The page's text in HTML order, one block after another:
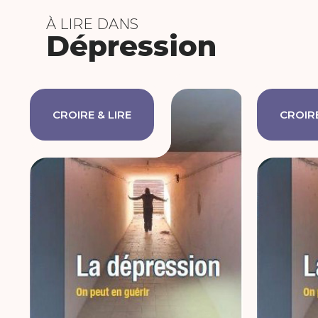
À LIRE DANS
Dépression
CROIRE & LIRE